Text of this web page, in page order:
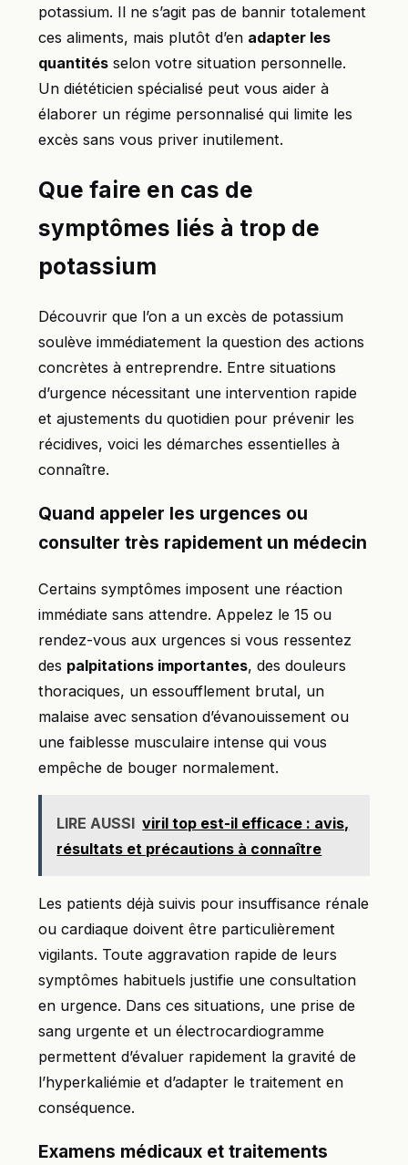
potassium. Il ne s’agit pas de bannir totalement
ces aliments, mais plutôt d’en adapter les
quantités selon votre situation personnelle.
Un diététicien spécialisé peut vous aider à
élaborer un régime personnalisé qui limite les
excès sans vous priver inutilement.
Que faire en cas de
symptômes liés à trop de
potassium
Découvrir que l’on a un excès de potassium
soulève immédiatement la question des actions
concrètes à entreprendre. Entre situations
d’urgence nécessitant une intervention rapide
et ajustements du quotidien pour prévenir les
récidives, voici les démarches essentielles à
connaître.
Quand appeler les urgences ou
consulter très rapidement un médecin
Certains symptômes imposent une réaction
immédiate sans attendre. Appelez le 15 ou
rendez-vous aux urgences si vous ressentez
des palpitations importantes, des douleurs
thoraciques, un essoufflement brutal, un
malaise avec sensation d’évanouissement ou
une faiblesse musculaire intense qui vous
empêche de bouger normalement.
LIRE AUSSI viril top est-il efficace : avis,
résultats et précautions à connaître
Les patients déjà suivis pour insuffisance rénale
ou cardiaque doivent être particulièrement
vigilants. Toute aggravation rapide de leurs
symptômes habituels justifie une consultation
en urgence. Dans ces situations, une prise de
sang urgente et un électrocardiogramme
permettent d’évaluer rapidement la gravité de
l’hyperkaliémie et d’adapter le traitement en
conséquence.
Examens médicaux et traitements